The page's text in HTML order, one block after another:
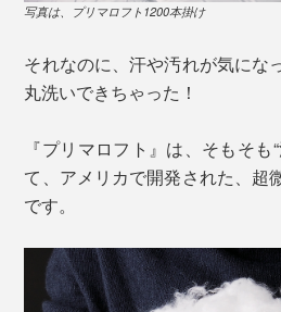
写真は、プリマロフト1200本掛け
それなのに、汗や汚れが気にな
丸洗いできちゃった！
『プリマロフト』は、そもそも
て、アメリカで開発された、超
です。